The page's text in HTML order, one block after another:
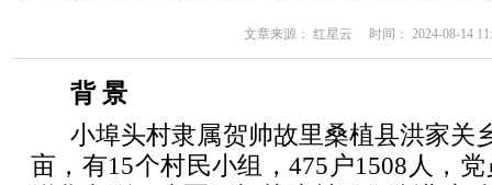
文章来源： 红星云 时间： 2024-08-14
背 景
小埠头村隶属贺帅故里桑植县洪家关
亩，有15个村民小组，475户1508人，